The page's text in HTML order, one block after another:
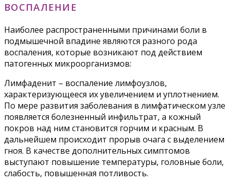
ВОСПАЛЕНИЕ
Наиболее распространенными причинами боли в
подмышечной впадине являются разного рода
воспаления, которые возникают под действием
патогенных микроорганизмов:
Лимфаденит – воспаление лимфоузлов,
характеризующееся их увеличением и уплотнением.
По мере развития заболевания в лимфатическом узле
появляется болезненный инфильтрат, а кожный
покров над ним становится горчим и красным. В
дальнейшем происходит прорыв очага с выделением
гноя. В качестве дополнительных симптомов
выступают повышение температуры, головные боли,
слабость, повышенная потливость.